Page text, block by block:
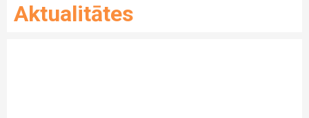
Balt-Go ceļo
Aktualitātes